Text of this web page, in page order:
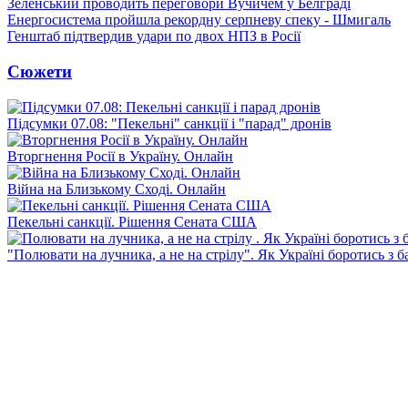
Зеленський проводить переговори Вучичем у Белграді
Енергосистема пройшла рекордну серпневу спеку - Шмигаль
Генштаб підтвердив удари по двох НПЗ в Росії
Сюжети
Підсумки 07.08: "Пекельні" санкції і "парад" дронів
Вторгнення Росії в Україну. Онлайн
Війна на Близькому Сході. Онлайн
Пекельні санкції. Рішення Сената США
"Полювати на лучника, а не на стрілу". Як Україні боротись з